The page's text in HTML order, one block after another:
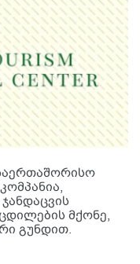
მქონე,
გუნდით.